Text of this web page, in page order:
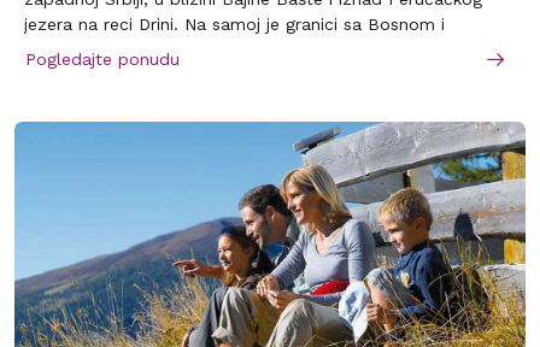
jezera na reci Drini. Na samoj je granici sa Bosnom i
Hercegovinom i udaljena je od Beograda oko 180 km.
Prosečna nadmorska visina je 1000-1200 m, a najviši vrh
prošaranim proplancima i livadama sa stenovitim liticama,
jarugama i pećinama. Klimatski uslovi pogoduju lečenju
Pogledajte ponudu